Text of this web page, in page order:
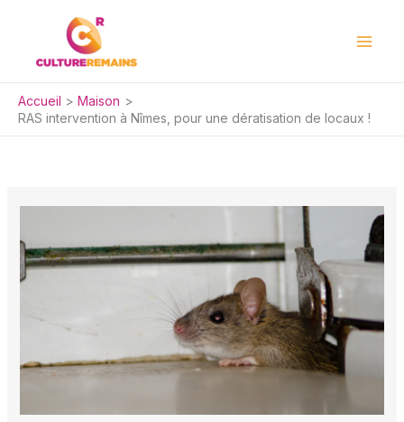
Accueil
Maison
RAS intervention à Nîmes, pour une dératisation de locaux !